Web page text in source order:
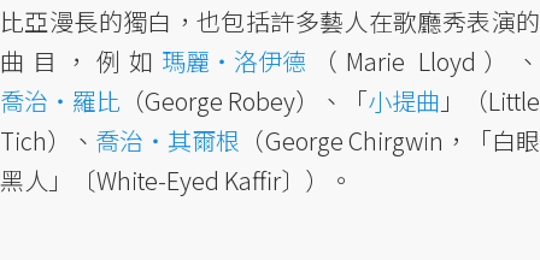
比亞漫長的獨白，也包括許多藝人在歌廳秀表演的
曲目，例如 瑪麗・洛伊德 （Marie Lloyd）、
喬治・羅比 （George Robey）、「小提曲 」（Little
Tich）、 喬治・其爾根 （George Chirgwin，「白眼
黑人」〔White-Eyed Kaffir〕）。